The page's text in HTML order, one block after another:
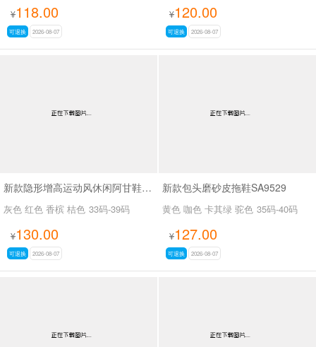
¥118.00
可退换 2026-08-07
¥120.00
可退换 2026-08-07
新款隐形增高运动风休闲阿甘鞋SA54133
灰色 红色 香槟 桔色 33码-39码
¥130.00
可退换 2026-08-07
新款包头磨砂皮拖鞋SA9529
黄色 咖色 卡其绿 驼色 35码-40码
¥127.00
可退换 2026-08-07